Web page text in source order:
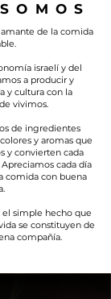
SOMOS
de la comida
israelí y del
a producir y
y cultura con la
vivimos.
de ingredientes
y aromas que
y convierten cada
cada día
comida con buena
simple hecho que
se constituyen de
compañía.